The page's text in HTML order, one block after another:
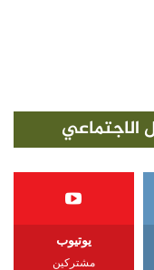
الاجتماعي
يوتيوب
مشتركين